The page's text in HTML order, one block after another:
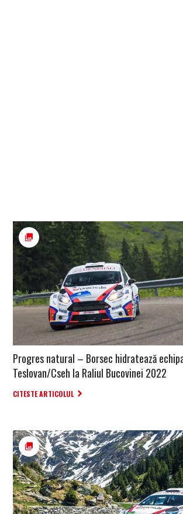
Progres natural – Borsec hidratează
Teslovan/Cseh la Raliul Bucovinei 2022
CITESTE ARTICOLUL